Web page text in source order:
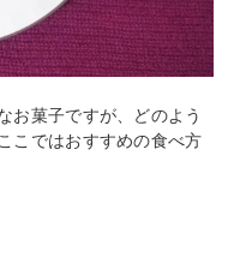
お菓子ですが、どのよう
こではおすすめの食べ方